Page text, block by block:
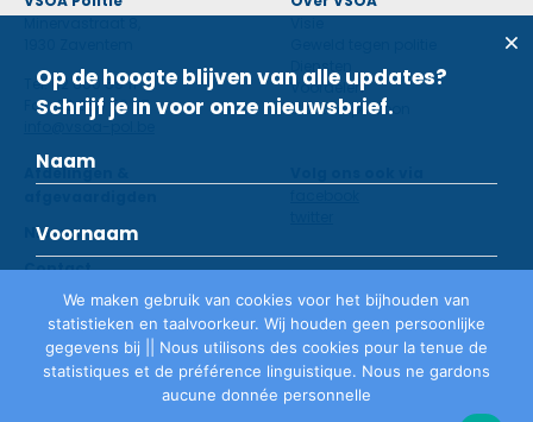
We maken gebruik van cookies voor het bijhouden van
statistieken en taalvoorkeur. Wij houden geen persoonlijke
gegevens bij || Nous utilisons des cookies pour la tenue de
statistiques et de préférence linguistique. Nous ne gardons
aucune donnée personnelle
Tel: 02 660 59 11
Fax: 02 660 50 97
info@vsoa-pol.be
Diensten
Voordelen
Contactpersoon
Afdelingen &
Nieuws
Contact
Lid worden
Op de hoogte blijven van alle updates?
Schrijf je in voor onze nieuwsbrief.